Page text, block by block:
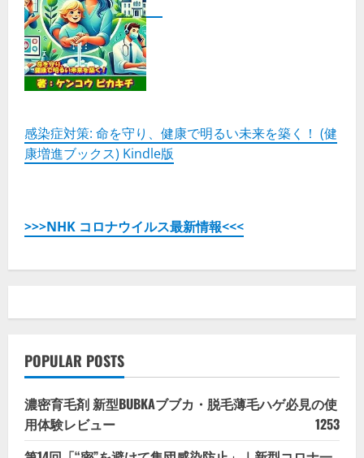
感染症対策: 命を守り、健康で明るい未来を築く！ (健
康増進ブックス) Kindle版
>>>NHK コロナウイルス最新情報<<<
POPULAR POSTS
濃密育毛剤 新型BUBKAブブカ・脱毛薄毛ハゲ必見の使
用体験レビュー
1253